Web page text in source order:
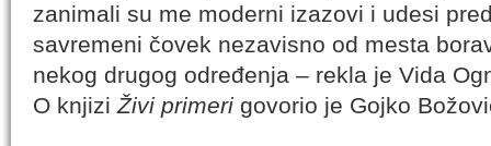
zanimali su me moderni izazovi i udesi
savremeni čovek nezavisno od mesta
nekog drugog određenja – rekla je Vida
O knjizi Živi primeri govorio je Gojko